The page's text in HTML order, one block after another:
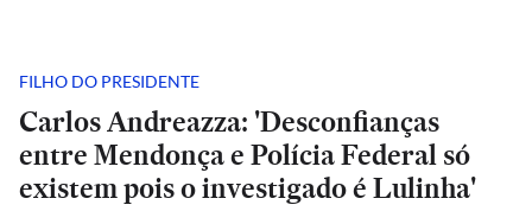
FILHO DO PRESIDENTE
Carlos Andreazza: 'Desconfianças
entre Mendonça e Polícia Federal só
existem pois o investigado é Lulinha'